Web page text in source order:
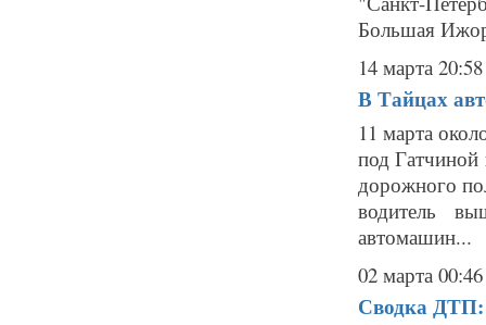
Большая
14 марта 20:58
В Тайцах
11 марта
под
дорожного
водитель
автомашин...
02 марта 00:46
Сводка ДТП: